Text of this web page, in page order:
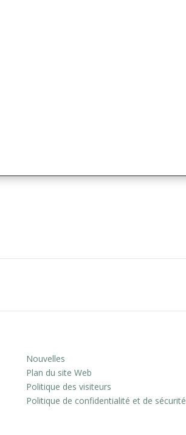
Nouvelles
Plan du site Web
Politique des visiteurs
Politique de confidentialité et de sécurité